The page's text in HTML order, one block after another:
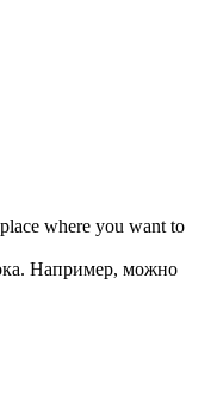
where you want to
Например, можно